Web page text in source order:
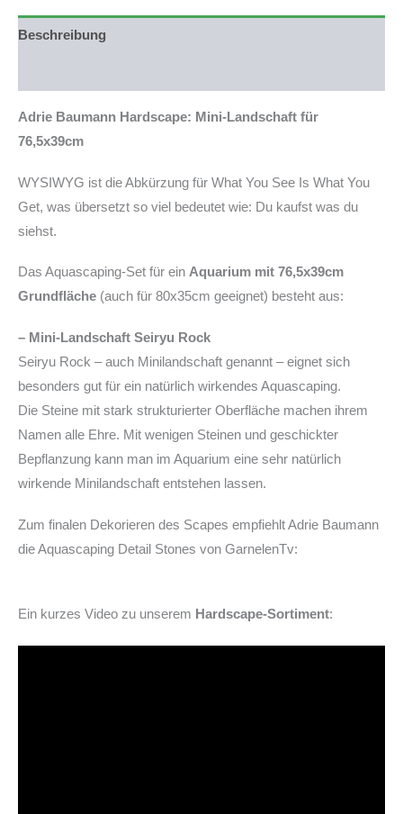
für
76,5x39cm
Beschreibung
Adrie Baumann Hardscape: Mini-Landschaft für
76,5x39cm
WYSIWYG ist die Abkürzung für What You See Is What You
Get, was übersetzt so viel bedeutet wie: Du kaufst was du
siehst.
Das Aquascaping-Set für ein Aquarium mit 76,5x39cm
Grundfläche (auch für 80x35cm geeignet) besteht aus:
– Mini-Landschaft Seiryu Rock
Seiryu Rock – auch Minilandschaft genannt – eignet sich
besonders gut für ein natürlich wirkendes Aquascaping.
Die Steine mit stark strukturierter Oberfläche machen ihrem
Namen alle Ehre. Mit wenigen Steinen und geschickter
Bepflanzung kann man im Aquarium eine sehr natürlich
wirkende Minilandschaft entstehen lassen.
Zum finalen Dekorieren des Scapes empfiehlt Adrie Baumann
die Aquascaping Detail Stones von GarnelenTv:
Ein kurzes Video zu unserem Hardscape-Sortiment: